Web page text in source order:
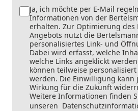
Ja, ich möchte per E-Mail
Informationen von der
erhalten. Zur Optimierung des
Angebots nutzt die
personalisiertes Link- und
Dabei wird erfasst, welche
welche Links angeklickt
können teilweise
werden. Die Einwilligung kann
Wirkung für die Zukunft
Weitere Informationen finden
unseren